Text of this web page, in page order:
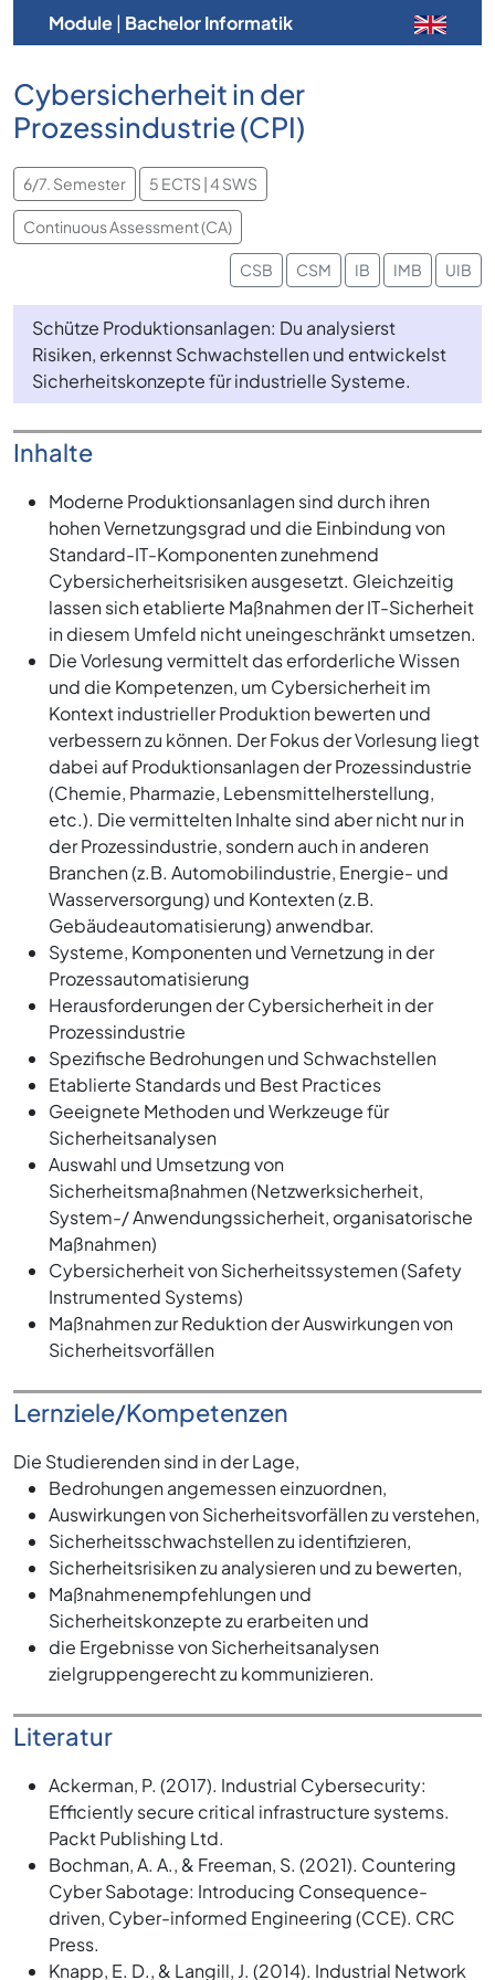
Module| Bachelor Informatik
Cybersicherheit in der
Prozessindustrie (CPI)
6/7. Semester 5 ECTS | 4 SWS
Continuous Assessment (CA)
CSB CSM IB IMB UIB
Schütze Produktionsanlagen: Du analysierst
Risiken, erkennst Schwachstellen und entwickelst
Sicherheitskonzepte für industrielle Systeme.
Inhalte
Moderne Produktionsanlagen sind durch ihren
hohen Vernetzungsgrad und die Einbindung von
Standard-IT-Komponenten zunehmend
Cybersicherheitsrisiken ausgesetzt. Gleichzeitig
lassen sich etablierte Maßnahmen der IT-Sicherheit
in diesem Umfeld nicht uneingeschränkt umsetzen.
Die Vorlesung vermittelt das erforderliche Wissen
und die Kompetenzen, um Cybersicherheit im
Kontext industrieller Produktion bewerten und
verbessern zu können. Der Fokus der Vorlesung liegt
dabei auf Produktionsanlagen der Prozessindustrie
(Chemie, Pharmazie, Lebensmittelherstellung,
etc.). Die vermittelten Inhalte sind aber nicht nur in
der Prozessindustrie, sondern auch in anderen
Branchen (z.B. Automobilindustrie, Energie- und
Wasserversorgung) und Kontexten (z.B.
Gebäudeautomatisierung) anwendbar.
Systeme, Komponenten und Vernetzung in der
Prozessautomatisierung
Herausforderungen der Cybersicherheit in der
Prozessindustrie
Spezifische Bedrohungen und Schwachstellen
Etablierte Standards und Best Practices
Geeignete Methoden und Werkzeuge für
Sicherheitsanalysen
Auswahl und Umsetzung von
Sicherheitsmaßnahmen (Netzwerksicherheit,
System-/ Anwendungssicherheit, organisatorische
Maßnahmen)
Cybersicherheit von Sicherheitssystemen (Safety
Instrumented Systems)
Maßnahmen zur Reduktion der Auswirkungen von
Sicherheitsvorfällen
Lernziele/Kompetenzen
Die Studierenden sind in der Lage,
Bedrohungen angemessen einzuordnen,
Auswirkungen von Sicherheitsvorfällen zu verstehen,
Sicherheitsschwachstellen zu identifizieren,
Sicherheitsrisiken zu analysieren und zu bewerten,
Maßnahmenempfehlungen und
Sicherheitskonzepte zu erarbeiten und
die Ergebnisse von Sicherheitsanalysen
zielgruppengerecht zu kommunizieren.
Literatur
Ackerman, P. (2017). Industrial Cybersecurity:
Efficiently secure critical infrastructure systems.
Packt Publishing Ltd.
Bochman, A. A., & Freeman, S. (2021). Countering
Cyber Sabotage: Introducing Consequence-
driven, Cyber-informed Engineering (CCE). CRC
Press.
Knapp, E. D., & Langill, J. (2014). Industrial Network